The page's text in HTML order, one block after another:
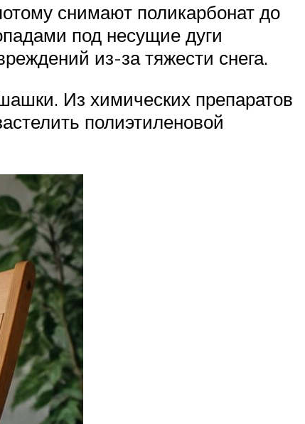
снимают поликарбонат до
под несущие дуги
из-за тяжести снега.
Из химических препаратов
полиэтиленовой